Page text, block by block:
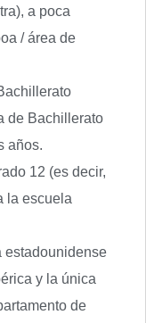
a poca
/ área de
de Bachillerato
años.
12 (es decir,
la escuela
estadounidense
y la única
de